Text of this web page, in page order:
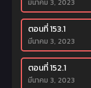
มีนาคม 3, 2023
ตอนที่ 153.1
มีนาคม 3, 2023
ตอนที่ 152.1
มีนาคม 3, 2023